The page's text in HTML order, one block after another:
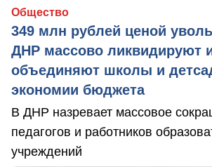
Общество
349 млн рублей ценой
ДНР массово ликвидируют
объединяют школы и
экономии бюджета
В ДНР назревает массовое
педагогов и работников
учреждений